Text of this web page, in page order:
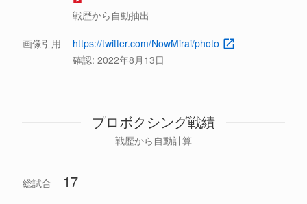
戦歴から自動抽出
画像引用
https://twitter.com/NowMirai/photo
確認: 2022年8月13日
プロボクシング戦績
戦歴から自動計算
総試合 17